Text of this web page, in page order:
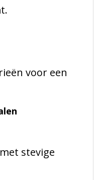
voor een
stevige